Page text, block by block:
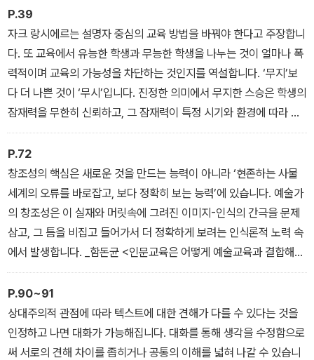
P.39
자크 랑시에르는 설명자 중심의 교육 방법을 바꿔야 한다고 주장합니
다. 또 교육에서 유능한 학생과 무능한 학생을 나누는 것이 얼마나 폭
력적이며 교육의 가능성을 차단하는 것인지를 역설합니다. ‘무지’보
다 더 나쁜 것이 ‘무시’입니다. 진정한 의미에서 무지한 스승은 학생의
잠재력을 무한히 신뢰하고, 그 잠재력이 특정 시기와 환경에 따라 각
기 다르게 발현된다는 사실을 받아들이는 사람입니다. _나희덕 <어
떻게 가르치지 않고 배우게 할 수 있을까?>에서
P.72
창조성의 핵심은 새로운 것을 만드는 능력이 아니라 ‘현존하는 사물
세계의 오류를 바로잡고, 보다 정확히 보는 능력’에 있습니다. 예술가
의 창조성은 이 실재와 머릿속에 그려진 이미지-인식의 간극을 문제
삼고, 그 틈을 비집고 들어가서 더 정확하게 보려는 인식론적 노력 속
에서 발생합니다. _함돈균 <인문교육은 어떻게 예술교육과 결합해
생각하는 시민을 키워낼 수 있을까?>에서
P.90~91
상대주의적 관점에 따라 텍스트에 대한 견해가 다를 수 있다는 것을
인정하고 나면 대화가 가능해집니다. 대화를 통해 생각을 수정함으로
써 서로의 견해 차이를 좁히거나 공통의 이해를 넓혀 나갈 수 있습니